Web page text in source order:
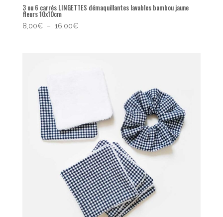
3 ou 6 carrés LINGETTES démaquillantes lavables bambou jaune
fleurs 10x10cm
8,00€ – 16,00€Plage